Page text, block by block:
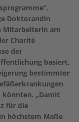
Doktorandin
Mitarbeiterin am
Charité
der
basiert,
bestimmter
„Damit
für die
höchstem Maße